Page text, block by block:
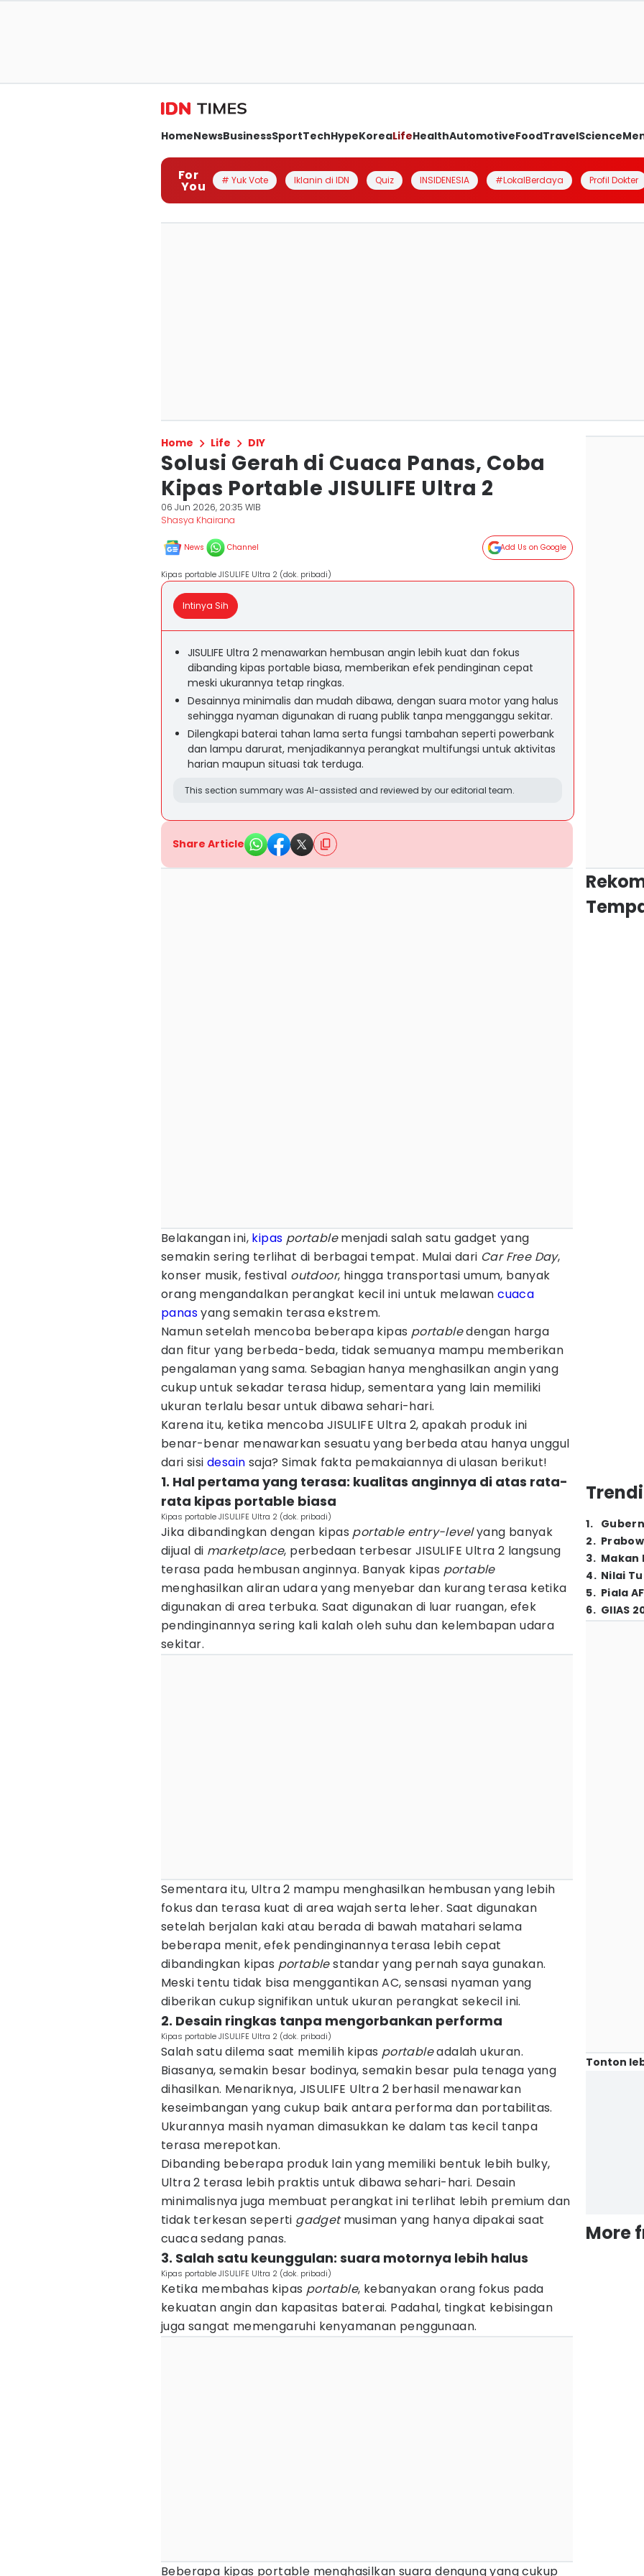
HomeNewsBusinessSportTechHypeKoreaLifeHealthAutomotiveFoodTravelScience
For
You # Yuk Vote Iklanin di IDN Quiz INSIDENESIA #LokalBerdaya Profil Dokter
Home Life DIY
Solusi Gerah di Cuaca Panas, Coba
Kipas Portable JISULIFE Ultra 2
06 Jun 2026, 20:35 WIB
Shasya Khairana
News Channel Add Us on Google
Kipas portable JISULIFE Ultra 2 (dok. pribadi)
Intinya Sih
JISULIFE Ultra 2 menawarkan hembusan angin lebih kuat dan fokus
dibanding kipas portable biasa, memberikan efek pendinginan cepat
meski ukurannya tetap ringkas.
Desainnya minimalis dan mudah dibawa, dengan suara motor yang halus
sehingga nyaman digunakan di ruang publik tanpa mengganggu sekitar.
Dilengkapi baterai tahan lama serta fungsi tambahan seperti powerbank
dan lampu darurat, menjadikannya perangkat multifungsi untuk aktivitas
harian maupun situasi tak terduga.
This section summary was AI-assisted and reviewed by our editorial team.
Share Article
Belakangan ini, kipas portablemenjadi salah satu gadget yang
semakin sering terlihat di berbagai tempat. Mulai dari Car Free Day,
konser musik, festival outdoor, hingga transportasi umum, banyak
orang mengandalkan perangkat kecil ini untuk melawancuaca
panasyang semakin terasa ekstrem.
Namun setelah mencoba beberapa kipas portabledengan harga
dan fitur yang berbeda-beda, tidak semuanya mampu memberikan
pengalaman yang sama. Sebagian hanya menghasilkan angin yang
cukup untuk sekadar terasa hidup, sementara yang lain memiliki
ukuran terlalu besar untuk dibawa sehari-hari.
Karena itu, ketika mencoba JISULIFE Ultra 2, apakah produk ini
benar-benar menawarkan sesuatu yang berbeda atau hanya unggul
dari sisidesain saja? Simak fakta pemakaiannya di ulasan berikut!
1. Hal pertama yang terasa: kualitas anginnya di atas rata-
rata kipas portable biasa
Kipas portable JISULIFE Ultra 2 (dok. pribadi)
Jika dibandingkan dengan kipas portable entry-levelyang banyak
dijual di marketplace, perbedaan terbesar JISULIFE Ultra 2 langsung
terasa pada hembusan anginnya. Banyak kipas portable
menghasilkan aliran udara yang menyebar dan kurang terasa ketika
digunakan di area terbuka. Saat digunakan di luar ruangan, efek
pendinginannya sering kali kalah oleh suhu dan kelembapan udara
sekitar.
Sementara itu, Ultra 2 mampu menghasilkan hembusan yang lebih
fokus dan terasa kuat di area wajah serta leher. Saat digunakan
setelah berjalan kaki atau berada di bawah matahari selama
beberapa menit, efek pendinginannya terasa lebih cepat
dibandingkan kipas portablestandar yang pernah saya gunakan.
Meski tentu tidak bisa menggantikan AC, sensasi nyaman yang
diberikan cukup signifikan untuk ukuran perangkat sekecil ini.
2. Desain ringkas tanpa mengorbankan performa
Kipas portable JISULIFE Ultra 2 (dok. pribadi)
Salah satu dilema saat memilih kipas portableadalah ukuran.
Biasanya, semakin besar bodinya, semakin besar pula tenaga yang
dihasilkan. Menariknya, JISULIFE Ultra 2 berhasil menawarkan
keseimbangan yang cukup baik antara performa dan portabilitas.
Ukurannya masih nyaman dimasukkan ke dalam tas kecil tanpa
terasa merepotkan.
Dibanding beberapa produk lain yang memiliki bentuk lebih bulky,
Ultra 2 terasa lebih praktis untuk dibawa sehari-hari. Desain
minimalisnya juga membuat perangkat ini terlihat lebih premium dan
tidak terkesan seperti gadgetmusiman yang hanya dipakai saat
cuaca sedang panas.
3. Salah satu keunggulan: suara motornya lebih halus
Kipas portable JISULIFE Ultra 2 (dok. pribadi)
Ketika membahas kipas portable, kebanyakan orang fokus pada
kekuatan angin dan kapasitas baterai. Padahal, tingkat kebisingan
juga sangat memengaruhi kenyamanan penggunaan.
Beberapa kipas portable menghasilkan suara dengung yang cukup
1.
2.
3. Makan
4. Nilai
5. Piala
6. GIIAS
Tonton
More